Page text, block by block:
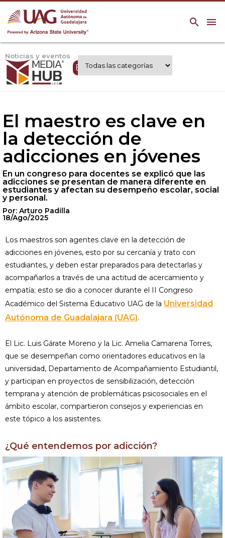
menu
search
Noticias y eventos
Expertos UAG
El maestro es clave en
la detección de
adicciones en jóvenes
En un congreso para docentes se explicó que las
adicciones se presentan de manera diferente en
estudiantes y afectan su desempeño escolar, social
y personal.
Por: Arturo Padilla
18/Ago/2025
Los maestros son agentes clave en la detección de
adicciones en jóvenes, esto por su cercanía y trato con
estudiantes, y deben estar preparados para detectarlas y
acompañarlos a través de una actitud de acercamiento y
empatía; esto se dio a conocer durante el II Congreso
Académico del Sistema Educativo UAG de la Universidad
Autónoma de Guadalajara (UAG).
El Lic. Luis Gárate Moreno y la Lic. Amelia Camarena Torres,
que se desempeñan como orientadores educativos en la
universidad, Departamento de Acompañamiento Estudiantil,
y participan en proyectos de sensibilización, detección
temprana y atención de problemáticas psicosociales en el
ámbito escolar, compartieron consejos y experiencias en
este tópico a los asistentes.
¿Qué entendemos por adicción?